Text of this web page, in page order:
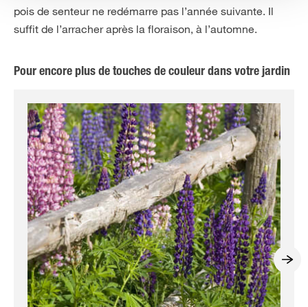
pois de senteur ne redémarre pas l’année suivante. Il
suffit de l’arracher après la floraison, à l’automne.
Pour encore plus de touches de couleur dans votre jardin